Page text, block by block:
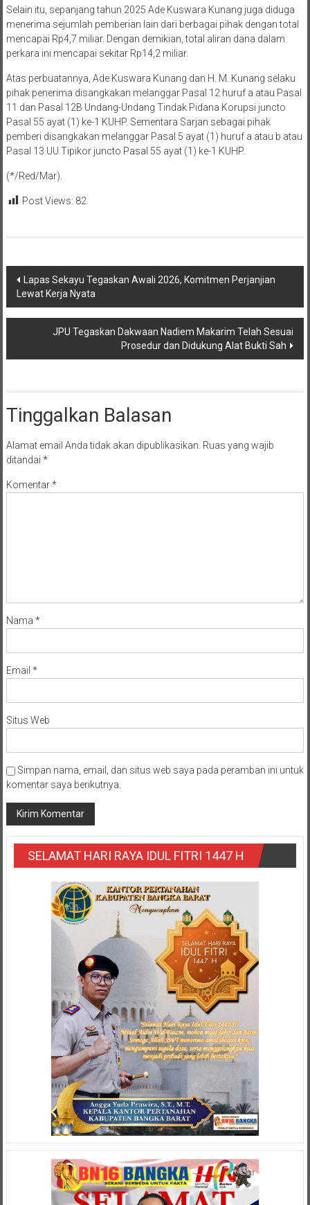
Selain itu, sepanjang tahun 2025 Ade Kuswara Kunang juga diduga
menerima sejumlah pemberian lain dari berbagai pihak dengan total
mencapai Rp4,7 miliar. Dengan demikian, total aliran dana dalam
perkara ini mencapai sekitar Rp14,2 miliar.
Atas perbuatannya, Ade Kuswara Kunang dan H. M. Kunang selaku
pihak penerima disangkakan melanggar Pasal 12 huruf a atau Pasal
11 dan Pasal 12B Undang-Undang Tindak Pidana Korupsi juncto
Pasal 55 ayat (1) ke-1 KUHP. Sementara Sarjan sebagai pihak
pemberi disangkakan melanggar Pasal 5 ayat (1) huruf a atau b atau
Pasal 13 UU Tipikor juncto Pasal 55 ayat (1) ke-1 KUHP.
(*/Red/Mar).
Post Views: 82
Navigasi
pos
Lapas Sekayu Tegaskan Awali 2026, Komitmen Perjanjian
Lewat Kerja Nyata
JPU Tegaskan Dakwaan Nadiem Makarim Telah Sesuai
Prosedur dan Didukung Alat Bukti Sah
Tinggalkan Balasan
Alamat email Anda tidak akan dipublikasikan. Ruas yang wajib
ditandai *
Komentar*
Nama *
Email *
Situs Web
Simpan nama, email, dan situs web saya pada peramban ini untuk
komentar saya berikutnya.
SELAMAT HARI RAYA IDUL FITRI 1447 H